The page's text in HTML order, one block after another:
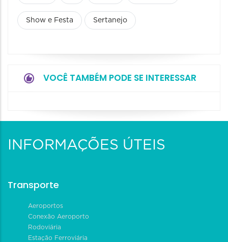
Show e Festa Sertanejo
VOCÊ TAMBÉM PODE SE INTERESSAR
INFORMAÇÕES ÚTEIS
Transporte
Aeroportos
Conexão Aeroporto
Rodoviária
Estação Ferroviária